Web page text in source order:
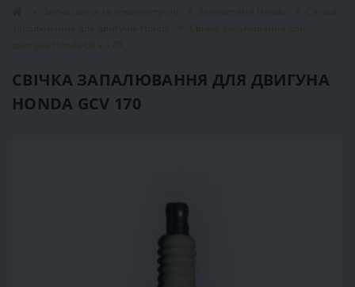
Свічка запалювання для
двигуна Honda GCV 170
СВІЧКА ЗАПАЛЮВАННЯ ДЛЯ ДВИГУНА
HONDA GCV 170